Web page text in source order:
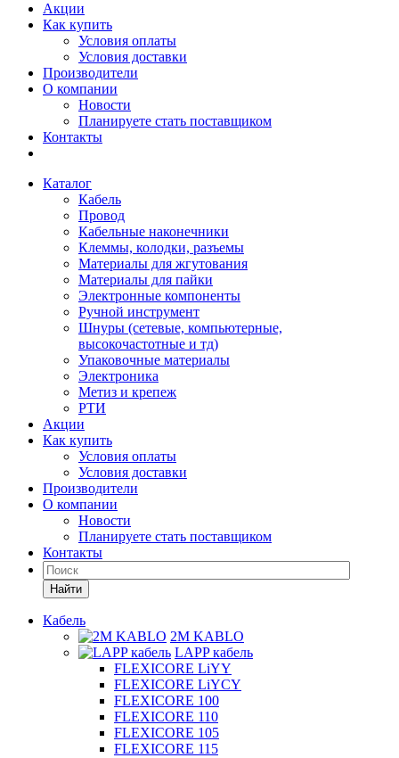
Акции
Как купить
Условия оплаты
Условия доставки
Производители
О компании
Новости
Планируете стать поставщиком
Контакты
Каталог
Кабель
Провод
Кабельные наконечники
Клеммы, колодки, разъемы
Материалы для жгутования
Материалы для пайки
Электронные компоненты
Ручной инструмент
Шнуры (сетевые, компьютерные,
высокочастотные и тд)
Упаковочные материалы
Электроника
Метиз и крепеж
РТИ
Акции
Как купить
Условия оплаты
Условия доставки
Производители
О компании
Новости
Планируете стать поставщиком
Контакты
Найти
Кабель
2M KABLO
LAPP кабель
FLEXICORE LiYY
FLEXICORE LiYCY
FLEXICORE 100
FLEXICORE 110
FLEXICORE 105
FLEXICORE 115